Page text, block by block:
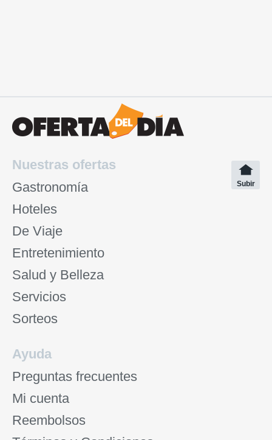
Nuestras ofertas
Gastronomía
Hoteles
De Viaje
Entretenimiento
Salud y Belleza
Servicios
Sorteos
Subir
Ayuda
Preguntas frecuentes
Mi cuenta
Reembolsos